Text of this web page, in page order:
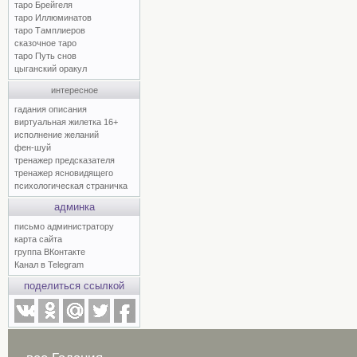
таро Брейгеля
таро Иллюминатов
таро Тамплиеров
сказочное таро
таро Путь снов
цыганский оракул
интересное
гадания описания
виртуальная жилетка 16+
исполнение желаний
фен-шуй
тренажер предсказателя
тренажер ясновидящего
психологическая страничка
админка
письмо администратору
карта сайта
группа ВКонтакте
Канал в Telegram
поделиться ссылкой